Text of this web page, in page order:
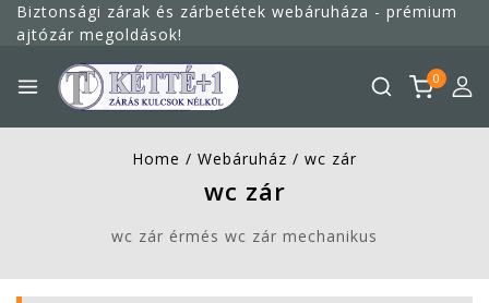
Biztonsági zárak és zárbetétek webáruháza - prémium
ajtózár megoldások!
0
Home / Webáruház / wc zár
wc zár
wc zár érmés wc zár mechanikus